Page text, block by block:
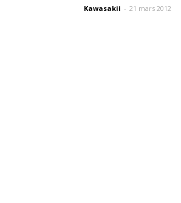
Kawasakii - 21 mars 2012